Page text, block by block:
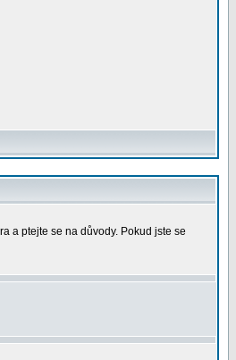
a ptejte se na důvody. Pokud jste se